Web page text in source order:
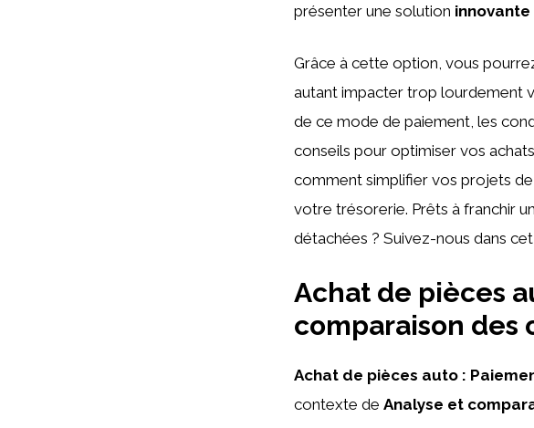
présenter une solution
Grâce à cette option, vous
autant impacter trop lourdement
de ce mode de paiement, les
conseils pour optimiser vos
comment simplifier vos projets
votre trésorerie. Prêts à franchir
détachées ? Suivez-nous dans
Achat de pièces
comparaison des
Achat de pièces auto :
contexte de Analyse et